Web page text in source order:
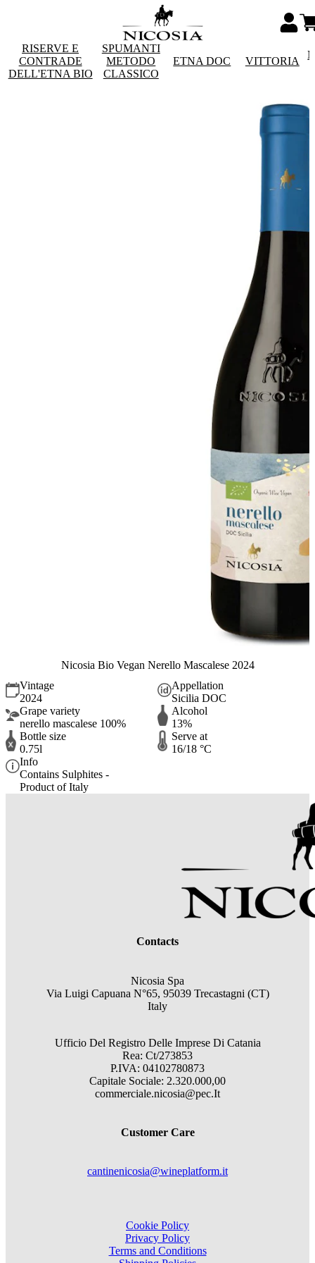
RISERVE E
CONTRADE
DELL'ETNA BIO
SPUMANTI
METODO
CLASSICO
ETNA DOC VITTORIA
Nicosia Bio Vegan Nerello Mascalese 2024
Vintage
2024
Appellation
Sicilia DOC
Grape variety
nerello mascalese 100%
Alcohol
13%
Bottle size
0.75l
Serve at
16/18 °C
Info
Contains Sulphites -
Product of Italy
Contacts
Nicosia Spa
Via Luigi Capuana N°65, 95039 Trecastagni (CT)
Italy
Ufficio Del Registro Delle Imprese Di Catania
Rea: Ct/273853
P.IVA: 04102780873
Capitale Sociale: 2.320.000,00
commerciale.nicosia@pec.It
Customer Care
cantinenicosia@wineplatform.it
Cookie Policy
Privacy Policy
Terms and Conditions